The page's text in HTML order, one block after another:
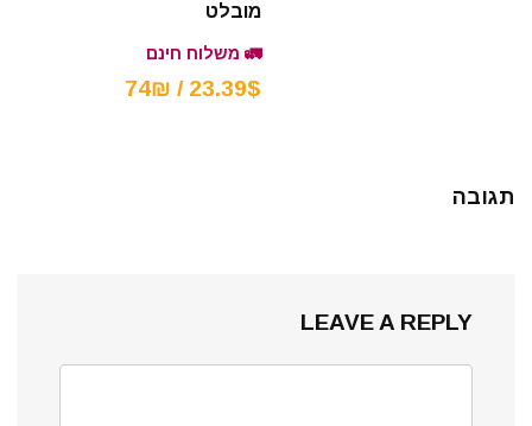
מובלט
🚛 משלוח חינם
23.39$ / 74₪
תגובה
LEAVE A REPLY